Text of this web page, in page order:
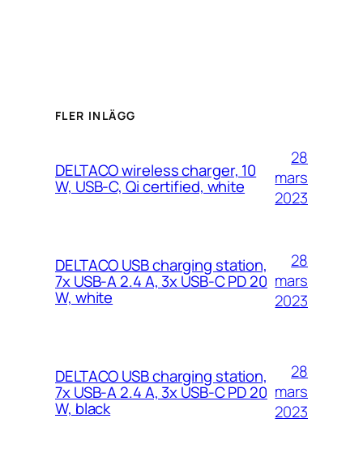
FLER INLÄGG
DELTACO wireless charger, 10
W, USB-C, Qi certified, white
28
mars
2023
DELTACO USB charging station,
7x USB-A 2.4 A, 3x USB-C PD 20
W, white
28
mars
2023
DELTACO USB charging station,
7x USB-A 2.4 A, 3x USB-C PD 20
W, black
28
mars
2023